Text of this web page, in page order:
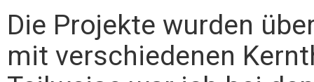
Die Projekte wurden
mit verschiedenen